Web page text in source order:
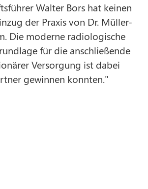
Walter Bors hat keinen
der Praxis von Dr. Müller-
Die moderne radiologische
für die anschließende
Versorgung ist dabei
gewinnen konnten."